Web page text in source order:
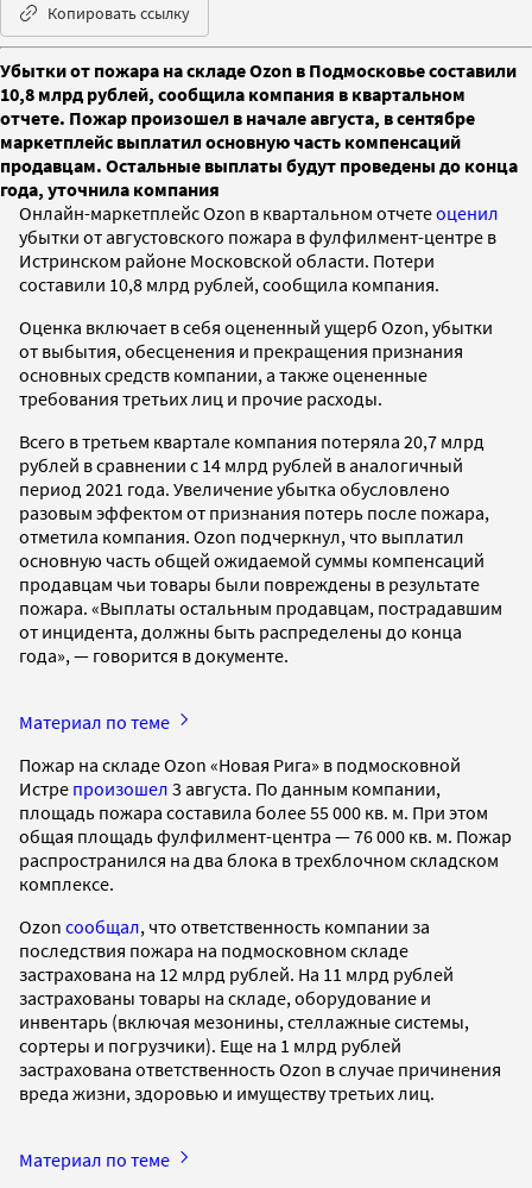
Копировать ссылку
Убытки от пожара на складе Ozon в Подмосковье составили
10,8 млрд рублей, сообщила компания в квартальном
отчете. Пожар произошел в начале августа, в сентябре
маркетплейс выплатил основную часть компенсаций
продавцам. Остальные выплаты будут проведены до конца
года, уточнила компания
Онлайн-маркетплейс Ozon в квартальном отчетеоценил
убытки от августовского пожара в фулфилмент-центре в
Истринском районе Московской области. Потери
составили 10,8 млрд рублей, сообщила компания.
Оценка включает в себя оцененный ущерб Ozon, убытки
от выбытия, обесценения и прекращения признания
основных средств компании, а также оцененные
требования третьих лиц и прочие расходы.
Всего в третьем квартале компания потеряла 20,7 млрд
рублей в сравнении с 14 млрд рублей в аналогичный
период 2021 года. Увеличение убытка обусловлено
разовым эффектом от признания потерь после пожара,
отметила компания. Ozon подчеркнул, что выплатил
основную часть общей ожидаемой суммы компенсаций
продавцам чьи товары были повреждены в результате
пожара. «Выплаты остальным продавцам, пострадавшим
от инцидента, должны быть распределены до конца
года», — говорится в документе.
Материал по теме
Пожар на складе Ozon «Новая Рига» в подмосковной
Истре произошел 3 августа. По данным компании,
площадь пожара составила более 55 000 кв. м. При этом
общая площадь фулфилмент-центра — 76 000 кв. м. Пожар
распространился на два блока в трехблочном складском
комплексе.
Ozon сообщал, что ответственность компании за
последствия пожара на подмосковном складе
застрахована на 12 млрд рублей. На 11 млрд рублей
застрахованы товары на складе, оборудование и
инвентарь (включая мезонины, стеллажные системы,
сортеры и погрузчики). Еще на 1 млрд рублей
застрахована ответственность Ozon в случае причинения
вреда жизни, здоровью и имуществу третьих лиц.
Материал по теме